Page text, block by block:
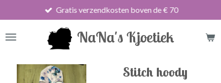
direct
naar
NaNa's Kjoetiek
Gratis verzendkosten boven de € 70
Stitch hoody